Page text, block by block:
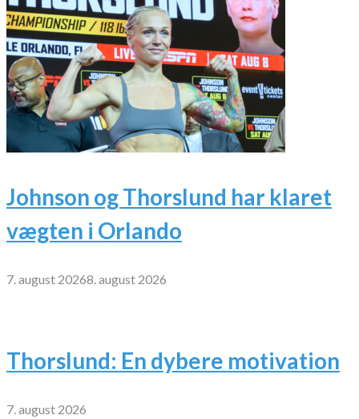
Johnson og Thorslund har klaret
vægten i Orlando
7. august 20268. august 2026
Thorslund: En dybere motivation
7. august 2026